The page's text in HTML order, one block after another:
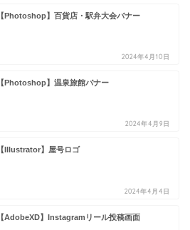
【Photoshop】百貨店・駅弁大会バナー
2024年4月10日
【Photoshop】温泉旅館バナー
2024年4月9日
【Illustrator】屋号ロゴ
2024年4月4日
【AdobeXD】Instagramリール投稿画面